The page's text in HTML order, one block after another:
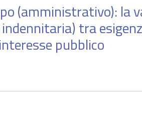
(amministrativo): la
tra
pubblico